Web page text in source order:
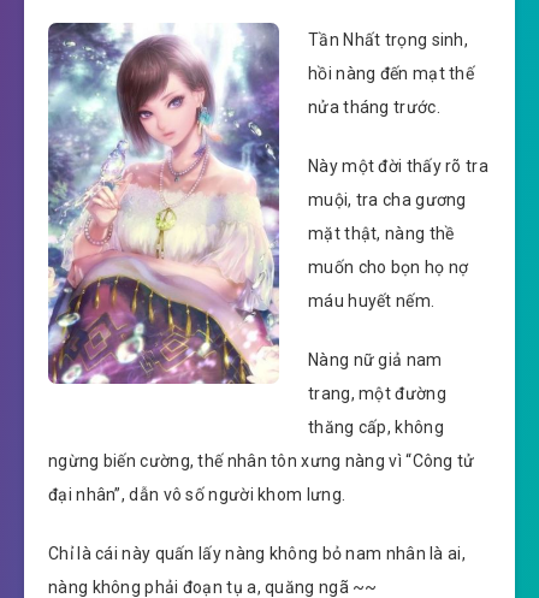
Tần Nhất trọng sinh,
hồi nàng đến mạt thế
nửa tháng trước.
Này một đời thấy rõ tra
muội, tra cha gương
mặt thật, nàng thề
muốn cho bọn họ nợ
máu huyết nếm.
Nàng nữ giả nam
trang, một đường
thăng cấp, không
ngừng biến cường, thế nhân tôn xưng nàng vì “Công tử
đại nhân”, dẫn vô số người khom lưng.
Chỉ là cái này quấn lấy nàng không bỏ nam nhân là ai,
nàng không phải đoạn tụ a, quăng ngã ~~